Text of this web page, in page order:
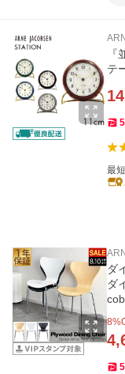
テ
5
最
ダ
ダ
8
5